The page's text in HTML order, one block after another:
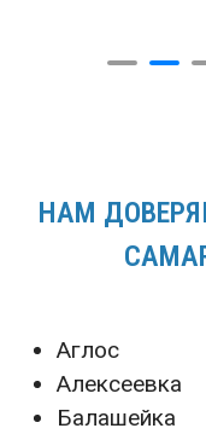
НАМ
Аглос
Алексеевка
Балашейка